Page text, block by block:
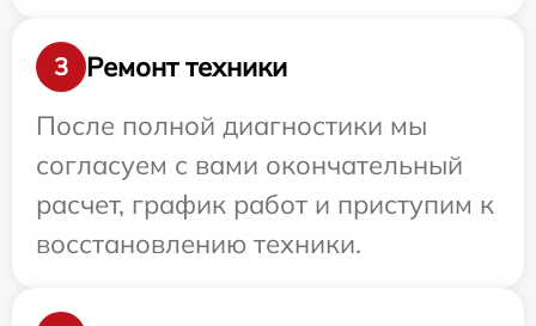
3
Ремонт техники
После полной диагностики мы
согласуем с вами окончательный
расчет, график работ и приступим к
восстановлению техники.